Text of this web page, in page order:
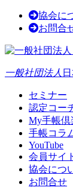
協会に
お問合
一般社団法人
セミナー
認定コー
My手帳倶
手帳コラ
YouTube
会員サイ
協会につ
お問合せ